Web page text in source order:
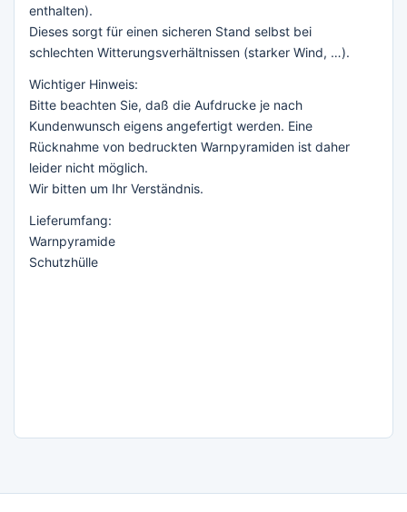
enthalten).
Dieses sorgt für einen sicheren Stand selbst bei
schlechten Witterungsverhältnissen (starker Wind, …).
Wichtiger Hinweis:
Bitte beachten Sie, daß die Aufdrucke je nach
Kundenwunsch eigens angefertigt werden. Eine
Rücknahme von bedruckten Warnpyramiden ist daher
leider nicht möglich.
Wir bitten um Ihr Verständnis.
Lieferumfang:
Warnpyramide
Schutzhülle